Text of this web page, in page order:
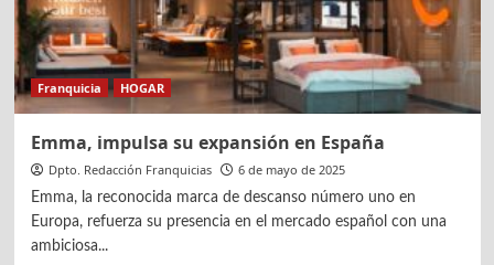
Franquicia HOGAR
Emma, impulsa su expansión en España
Dpto. Redacción Franquicias 6 de mayo de 2025
Emma, la reconocida marca de descanso número uno en
Europa, refuerza su presencia en el mercado español con una
ambiciosa...